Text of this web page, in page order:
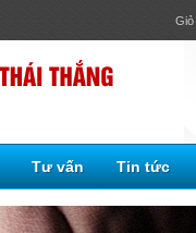
Giỏ
Tư vấn Tin tức